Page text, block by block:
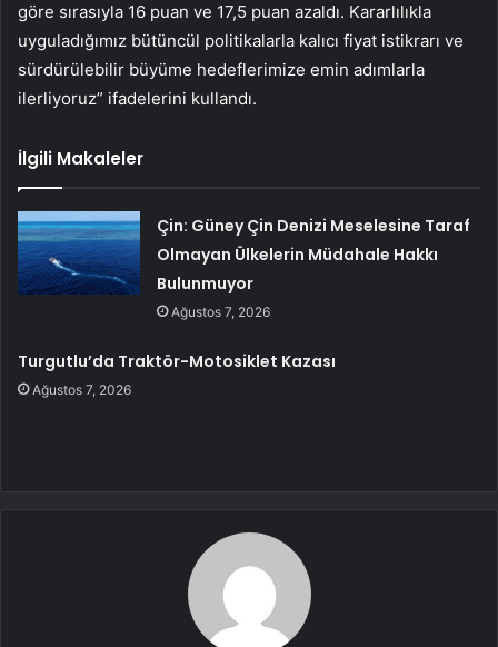
göre sırasıyla 16 puan ve 17,5 puan azaldı. Kararlılıkla
uyguladığımız bütüncül politikalarla kalıcı fiyat istikrarı ve
sürdürülebilir büyüme hedeflerimize emin adımlarla
ilerliyoruz” ifadelerini kullandı.
İlgili Makaleler
Çin: Güney Çin Denizi Meselesine Taraf
Olmayan Ülkelerin Müdahale Hakkı
Bulunmuyor
Ağustos 7, 2026
Turgutlu’da Traktör-Motosiklet Kazası
Ağustos 7, 2026